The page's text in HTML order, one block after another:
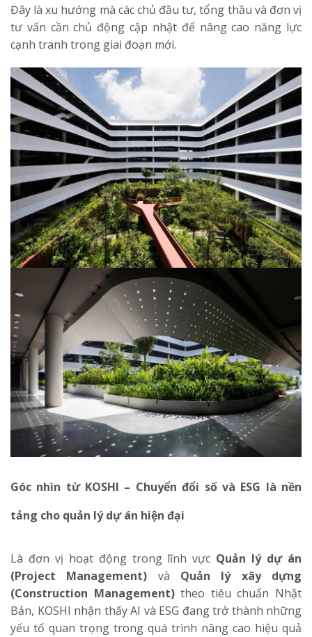
Đây là xu hướng mà các chủ đầu tư, tổng thầu và đơn vị
tư vấn cần chủ động cập nhật để nâng cao năng lực
cạnh tranh trong giai đoạn mới.
Góc nhìn từ KOSHI – Chuyển đổi số và ESG là nền
tảng cho quản lý dự án hiện đại
Là đơn vị hoạt động trong lĩnh vực Quản lý dự án
(Project Management) và Quản lý xây dựng
(Construction Management)theo tiêu chuẩn Nhật
Bản, KOSHI nhận thấy AI và ESG đang trở thành những
yếu tố quan trọng trong quá trình nâng cao hiệu quả